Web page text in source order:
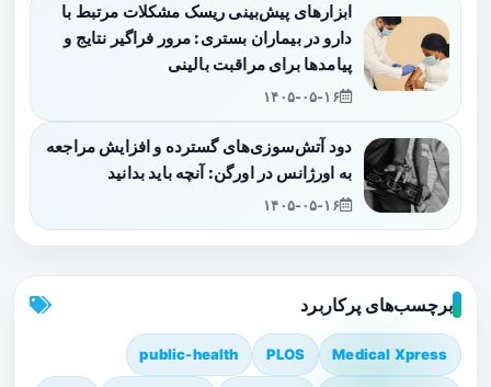
ابزارهای پیش‌بینی ریسک مشکلات مرتبط با
دارو در بیماران بستری: مرور فراگیر نتایج و
پیامدها برای مراقبت بالینی
۱۴۰۵-۰۵-۱۶
دود آتش‌سوزی‌های گسترده و افزایش مراجعه
به اورژانس در اورگن: آنچه باید بدانید
۱۴۰۵-۰۵-۱۶
برچسب‌های پرکاربرد
Medical Xpress
PLOS
public-health